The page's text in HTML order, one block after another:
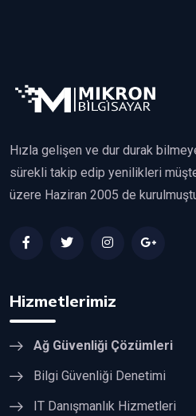
Hızla gelişen ve dur durak
sürekli takip edip yenilikleri
üzere Haziran 2005 de
Hizmetlerimiz
Ağ Güvenliği Çözümleri
Bilgi Güvenliği Denetimi
IT Danışmanlık Hizmetleri